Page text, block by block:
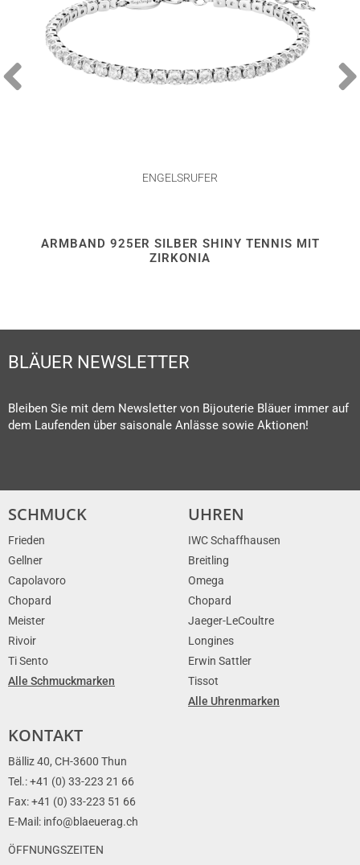
ENGELSRUFER
ARMBAND 925ER SILBER SHINY TENNIS MIT
ZIRKONIA
BLÄUER NEWSLETTER
Bleiben Sie mit dem Newsletter von Bijouterie Bläuer immer auf
dem Laufenden über saisonale Anlässe sowie Aktionen!
SCHMUCK
Frieden
Gellner
Capolavoro
Chopard
Meister
Rivoir
Ti Sento
Alle Schmuckmarken
UHREN
IWC Schaffhausen
Breitling
Omega
Chopard
Jaeger-LeCoultre
Longines
Erwin Sattler
Tissot
Alle Uhrenmarken
KONTAKT
Bälliz 40, CH-3600 Thun
Tel.: +41 (0) 33-223 21 66
Fax: +41 (0) 33-223 51 66
E-Mail: info@blaeuerag.ch
ÖFFNUNGSZEITEN